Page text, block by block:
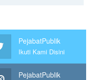
PejabatPublik
Ikuti Kami Disini
PejabatPublik